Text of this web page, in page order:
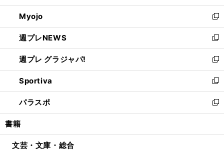
開
く
ウ
で
開
く
ン
ド
ウ
で
開
く
ウ
ィ
ン
ド
ウ
で
開
く
Myojo
新
し
い
ウ
ィ
ン
ド
ウ
で
開
週プレNEWS
新
し
い
ウ
ィ
ン
ド
ウ
開
週プレ グラジャパ!
新
し
い
ウ
ィ
ン
ウ
Sportiva
新
し
い
ウ
ン
パラスポ
新
し
ウ
書籍
文芸・文庫・総合